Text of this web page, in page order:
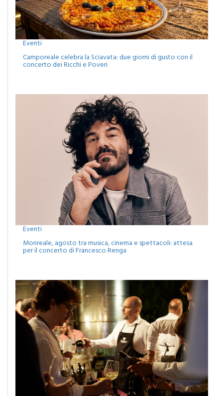
Eventi
Camporeale celebra la Sciavata: due giorni di gusto con il
concerto dei Ricchi e Poveri
Monreale, agosto tra musica, cinema e spettacoli: attesa
per il concerto di Francesco Renga